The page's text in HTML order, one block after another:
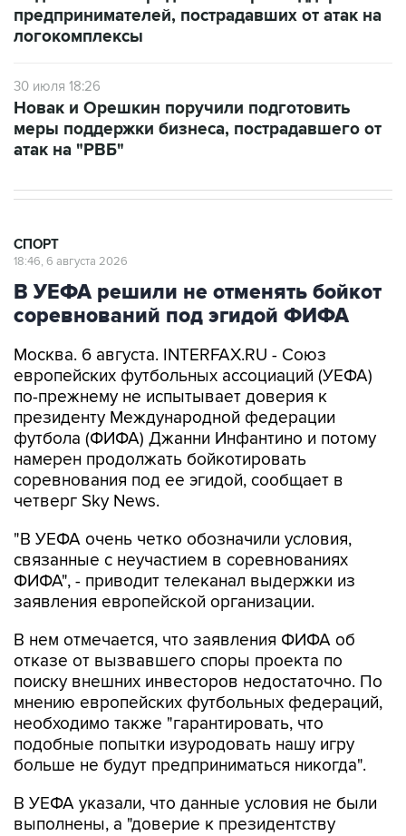
предпринимателей, пострадавших от атак на
логокомплексы
30 июля 18:26
Новак и Орешкин поручили подготовить
меры поддержки бизнеса, пострадавшего от
атак на "РВБ"
СПОРТ
18:46, 6 августа 2026
В УЕФА решили не отменять бойкот
соревнований под эгидой ФИФА
Москва. 6 августа. INTERFAX.RU - Союз
европейских футбольных ассоциаций (УЕФА)
по-прежнему не испытывает доверия к
президенту Международной федерации
футбола (ФИФА) Джанни Инфантино и потому
намерен продолжать бойкотировать
соревнования под ее эгидой, сообщает в
четверг Sky News.
"В УЕФА очень четко обозначили условия,
связанные с неучастием в соревнованиях
ФИФА", - приводит телеканал выдержки из
заявления европейской организации.
В нем отмечается, что заявления ФИФА об
отказе от вызвавшего споры проекта по
поиску внешних инвесторов недостаточно. По
мнению европейских футбольных федераций,
необходимо также "гарантировать, что
подобные попытки изуродовать нашу игру
больше не будут предприниматься никогда".
В УЕФА указали, что данные условия не были
выполнены, а "доверие к президентству